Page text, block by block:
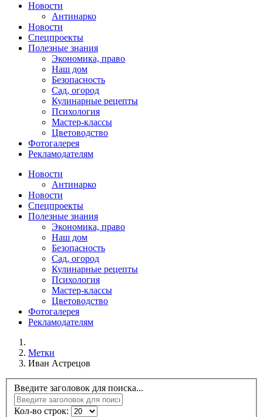
Новости
Антинарко
Новости
Спецпроекты
Полезные знания
Экономика, право
Наш дом
Безопасность
Сад, огород
Кулинарные рецепты
Психология
Мастер-классы
Цветоводство
Фотогалерея
Рекламодателям
Новости
Антинарко
Новости
Спецпроекты
Полезные знания
Экономика, право
Наш дом
Безопасность
Сад, огород
Кулинарные рецепты
Психология
Мастер-классы
Цветоводство
Фотогалерея
Рекламодателям
Метки
Иван Астрецов
Введите заголовок для поиска...
Кол-во строк: